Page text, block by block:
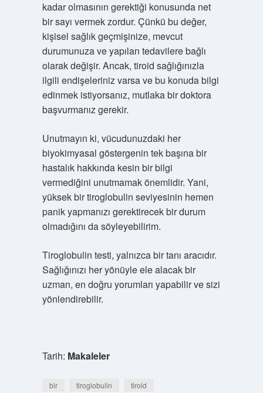
kadar olmasının gerektiği konusunda net
bir sayı vermek zordur. Çünkü bu değer,
kişisel sağlık geçmişinize, mevcut
durumunuza ve yapılan tedavilere bağlı
olarak değişir. Ancak, tiroid sağlığınızla
ilgili endişeleriniz varsa ve bu konuda bilgi
edinmek istiyorsanız, mutlaka bir doktora
başvurmanız gerekir.
Unutmayın ki, vücudunuzdaki her
biyokimyasal göstergenin tek başına bir
hastalık hakkında kesin bir bilgi
vermediğini unutmamak önemlidir. Yani,
yüksek bir tiroglobulin seviyesinin hemen
panik yapmanızı gerektirecek bir durum
olmadığını da söyleyebilirim.
Tiroglobulin testi, yalnızca bir tanı aracıdır.
Sağlığınızı her yönüyle ele alacak bir
uzman, en doğru yorumları yapabilir ve sizi
yönlendirebilir.
Tarih: Makaleler
bir tiroglobulin tiroid